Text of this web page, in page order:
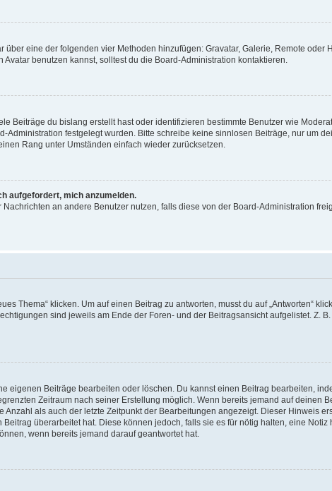
über eine der folgenden vier Methoden hinzufügen: Gravatar, Galerie, Remote
benutzen kannst, solltest du die Board-Administration kontaktieren.
Beiträge du bislang erstellt hast oder identifizieren bestimmte Benutzer wie
Administration festgelegt wurden. Bitte schreibe keine sinnlosen Beiträge, nur um
Rang unter Umständen einfach wieder zurücksetzen.
aufgefordert, mich anzumelden.
an andere Benutzer nutzen, falls diese von der Board-Administration
Thema“ klicken. Um auf einen Beitrag zu antworten, musst du auf „Antworten“
sind jeweils am Ende der Foren- und der Beitragsansicht aufgelistet. Z. B.
eigenen Beiträge bearbeiten oder löschen. Du kannst einen Beitrag bearbeiten,
Zeitraum nach seiner Erstellung möglich. Wenn bereits jemand auf deinen
als auch der letzte Zeitpunkt der Bearbeitungen angezeigt. Dieser Hinweis
überarbeitet hat. Diese können jedoch, falls sie es für nötig halten, eine
wenn bereits jemand darauf geantwortet hat.